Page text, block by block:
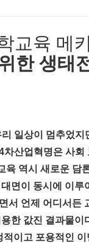
교육 메
한 생태
일상이 멈추었
산업혁명은 사회
육 역시 새로운 담
면이 동시에 이루
서 언제 어디서든
한 값진 결과물이
이고 포용적인